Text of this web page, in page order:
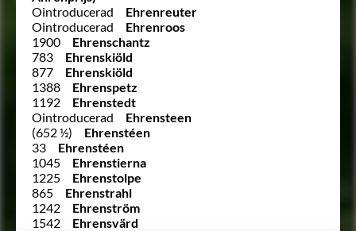
Ointroducerad
Ehrenreuter
Ointroducerad
Ehrenroos
1900
Ehrenschantz
783
Ehrenskiöld
877
Ehrenskiöld
1388
Ehrenspetz
1192
Ehrenstedt
Ointroducerad
Ehrensteen
(652 ½)
Ehrenstéen
33
Ehrenstéen
1045
Ehrenstierna
1225
Ehrenstolpe
865
Ehrenstrahl
1242
Ehrenström
1542
Ehrensvärd